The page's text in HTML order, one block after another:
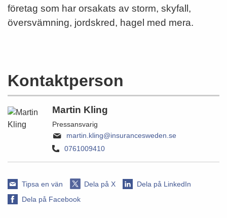
företag som har orsakats av storm, skyfall,
översvämning, jordskred, hagel med mera.
Kontaktperson
Martin Kling
Pressansvarig
martin.kling@insurancesweden.se
0761009410
Tipsa en vän Dela på X
Dela på LinkedIn
Dela på Facebook